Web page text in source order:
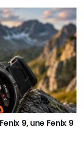
9, une Fenix 9